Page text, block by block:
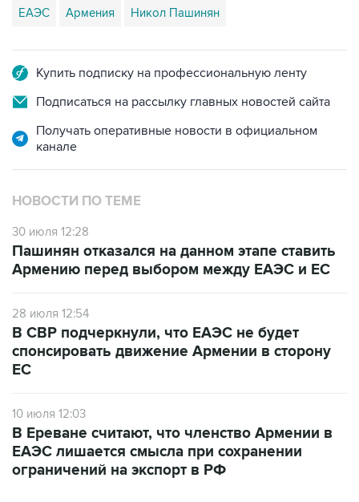
ЕАЭС Армения Никол Пашинян
Купить подписку на профессиональную ленту
Подписаться на рассылку главных новостей сайта
Получать оперативные новости в официальном
канале
НОВОСТИ ПО ТЕМЕ
30 июля 12:28
Пашинян отказался на данном этапе ставить
Армению перед выбором между ЕАЭС и ЕС
28 июля 12:54
В СВР подчеркнули, что ЕАЭС не будет
спонсировать движение Армении в сторону
ЕС
10 июля 12:03
В Ереване считают, что членство Армении в
ЕАЭС лишается смысла при сохранении
ограничений на экспорт в РФ